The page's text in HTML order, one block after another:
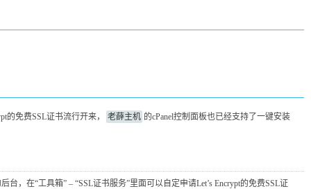
的免费SSL证书流行开来， 老薛主机 的cPanel控制面板也已经支持了一键安装
，在“工具箱” – “SSL证书服务”里面可以自定申请Let’s Encrypt的免费SSL证